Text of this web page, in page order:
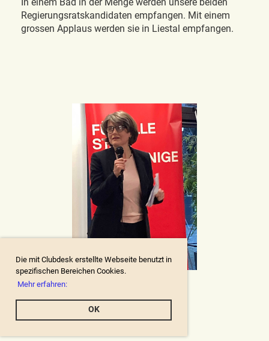
Die mit Clubdesk erstellte Webseite benutzt in
spezifischen Bereichen Cookies.
Mehr erfahren:
OK
Regierungsratskandidaten empfangen. Mit einem
grossen Applaus werden sie in Liestal empfangen.